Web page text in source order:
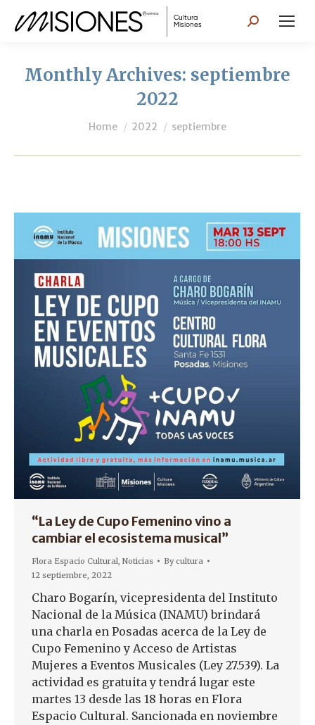
Search:
Monthly Archives: septiembre
2022
You are here:
Home 2022 septiembre
“La Ley de Cupo Femenino vino a
cambiar el ecosistema musical”
Flora Espacio Cultural, Noticias Bycultura
12 septiembre, 2022
Charo Bogarín, vicepresidenta del Instituto
Nacional de la Música (INAMU) brindará
una charla en Posadas acerca de la Ley de
Cupo Femenino y Acceso de Artistas
Mujeres a Eventos Musicales (Ley 27.539). La
actividad es gratuita y tendrá lugar este
martes 13 desde las 18 horas en Flora
Espacio Cultural. Sancionada en noviembre